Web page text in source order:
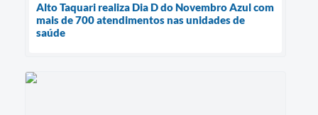
Alto Taquari realiza Dia D do Novembro Azul com
mais de 700 atendimentos nas unidades de
saúde